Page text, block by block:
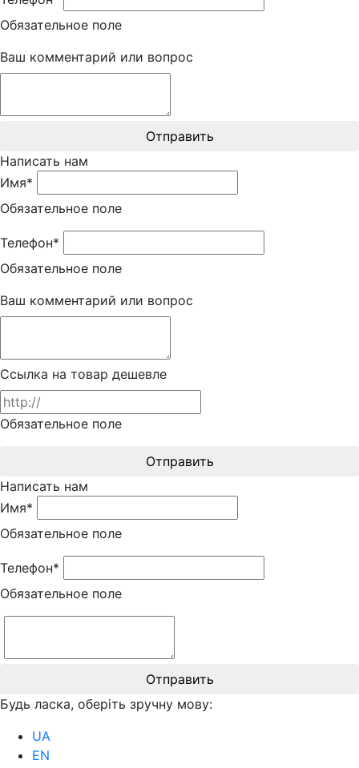
Обязательное поле
Ваш комментарий или вопрос
Отправить
Написать нам
Имя*
Обязательное поле
Телефон*
Обязательное поле
Ваш комментарий или вопрос
Ссылка на товар дешевле
Обязательное поле
Отправить
Написать нам
Имя*
Обязательное поле
Телефон*
Обязательное поле
Отправить
Будь ласка, оберіть зручну мову:
UA
EN